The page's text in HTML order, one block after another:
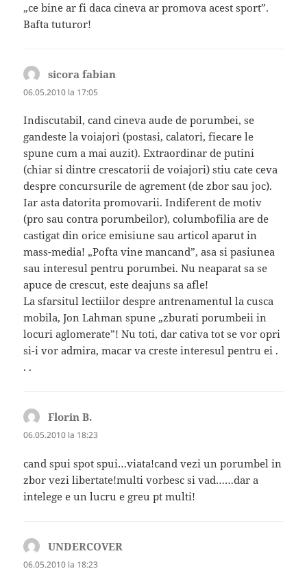
„ce bine ar fi daca cineva ar promova acest sport”.
Bafta tuturor!
sicora fabian
06.05.2010 la 17:05
Indiscutabil, cand cineva aude de porumbei, se
gandeste la voiajori (postasi, calatori, fiecare le
spune cum a mai auzit). Extraordinar de putini
(chiar si dintre crescatorii de voiajori) stiu cate ceva
despre concursurile de agrement (de zbor sau joc).
Iar asta datorita promovarii. Indiferent de motiv
(pro sau contra porumbeilor), columbofilia are de
castigat din orice emisiune sau articol aparut in
mass-media! „Pofta vine mancand”, asa si pasiunea
sau interesul pentru porumbei. Nu neaparat sa se
apuce de crescut, este deajuns sa afle!
La sfarsitul lectiilor despre antrenamentul la cusca
mobila, Jon Lahman spune „zburati porumbeii in
locuri aglomerate”! Nu toti, dar cativa tot se vor opri
si-i vor admira, macar va creste interesul pentru ei .
. .
Florin B.
06.05.2010 la 18:23
cand spui spot spui…viata!cand vezi un porumbel in
zbor vezi libertate!multi vorbesc si vad……dar a
intelege e un lucru e greu pt multi!
UNDERCOVER
06.05.2010 la 18:23